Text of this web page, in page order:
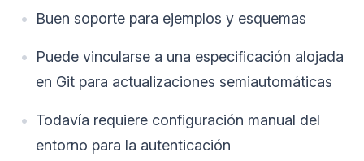
Buen soporte para ejemplos y esquemas
Puede vincularse a una especificación alojada
en Git para actualizaciones semiautomáticas
Todavía requiere configuración manual del
entorno para la autenticación